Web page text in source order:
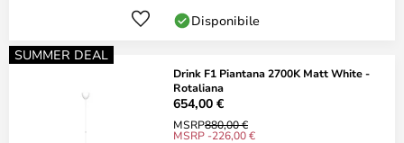
Disponibile
SUMMER DEAL
Drink F1 Piantana 2700K Matt White -
Rotaliana
654,00 €
MSRP880,00 €
MSRP -226,00 €